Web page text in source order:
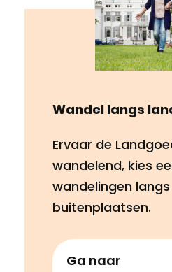
Wandel langs
Ervaar de
wandelend, kies
wandelingen
buitenplaatsen.
Ga naar